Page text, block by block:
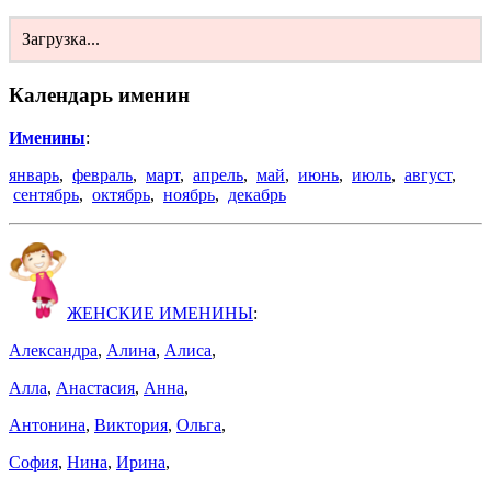
Загрузка...
Календарь именин
Именины:
январь, февраль, март, апрель, май, июнь, июль, август,
сентябрь, октябрь, ноябрь, декабрь
ЖЕНСКИЕ ИМЕНИНЫ:
Александра, Алина, Алиса,
Алла, Анастасия, Анна,
Антонина, Виктория, Ольга,
София, Нина, Ирина,